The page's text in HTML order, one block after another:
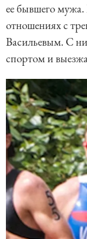
ее бывшего мужа.
отношениях с
Васильевым. С
спортом и